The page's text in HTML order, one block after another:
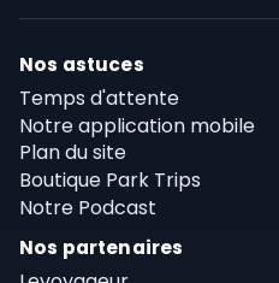
Nos astuces
Temps d'attente
Notre application mobile
Plan du site
Boutique Park Trips
Notre Podcast
Nos partenaires